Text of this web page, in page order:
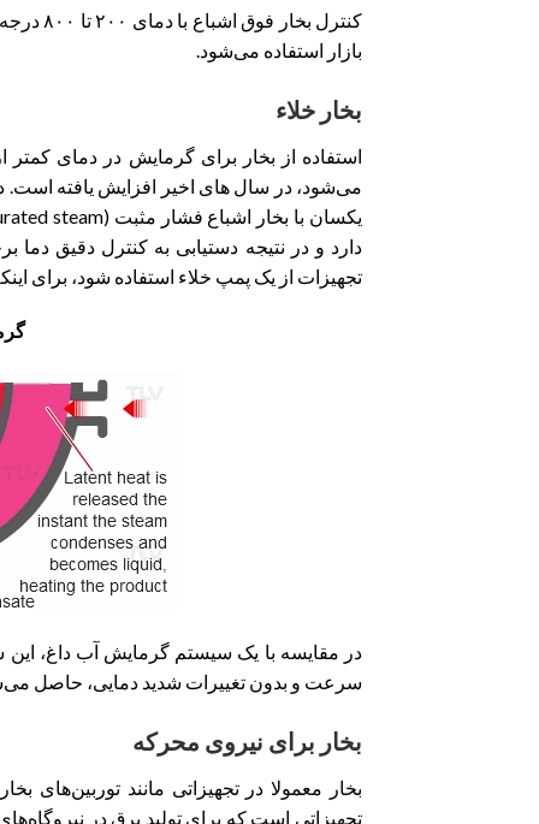
کنترل
بازار استفاده می‌شود.
بخار خلاء
دارد و در نتیجه دستیابی به کنترل دقیق دما
تجهیزات از یک پمپ خلاء استفاده شود، برای
در مقایسه با یک سیستم گرمایش آب داغ،
سرعت و بدون تغییرات شدید دمایی، حاصل
بخار برای نیروی محرکه
بخار معمولا در تجهیزاتی مانند
تجهیزاتی است که برای تولید برق در